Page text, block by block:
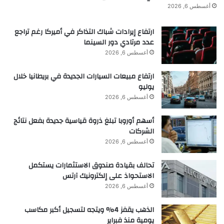
مقالة جروبر الكاملة هي تستحق القراءة.
ملحقات iPhone المفضلة لدي:
اتبع الفرصة: المواضيع, بلوسكي,انستغرام، و مستودون.
FTC: نحن نستخدم الروابط التابعة التلقائية لكسب الدخل.
أكثر.
■ مصدر الخبر الأصلي
نشر لأول مرة على: 9to5mac.com
أغسطس 6, 2026
ارتفاع إيرادات شباك التذاكر في أميركا رغم تراجع
عدد مرتادي دور السينما
أغسطس 6, 2026
ارتفاع مبيعات السيارات الجديدة في بريطانيا خلال
يوليو
أغسطس 6, 2026
أسهم أوروبا تبلغ ذروة قياسية جديدة بفعل نتائج
الشركات
أغسطس 6, 2026
تحالف بقيادة صندوق الاستثمارات يستكمل
الاستحواذ على إلكترونيك آرتس
أغسطس 6, 2026
الذهب يقفز 4% ويتجه لتسجيل أكبر مكاسب
يومية منذ فبراير